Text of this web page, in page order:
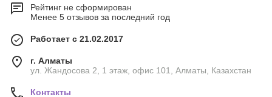
Рейтинг не сформирован
Менее 5 отзывов за последний год
Работает с 21.02.2017
г. Алматы
ул. Жандосова 2, 1 этаж, офис 101, Алматы, Казахстан
Контакты